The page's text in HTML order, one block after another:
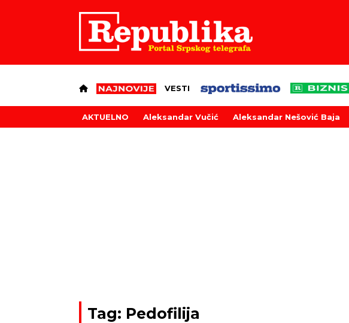
VESTI
AKTUELNO Aleksandar Vučić Aleksandar Nešović Baja
Tag: Pedofilija